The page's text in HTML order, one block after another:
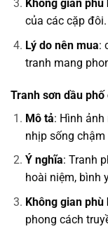
Không gian phù
của các cặp đôi.
Lý do nên mua:
tranh mang
Tranh sơn dầu phố
Mô tả: Hình
nhịp sống
Ý nghĩa: Tranh
hoài niệm, bình
Không gian phù
phong cách